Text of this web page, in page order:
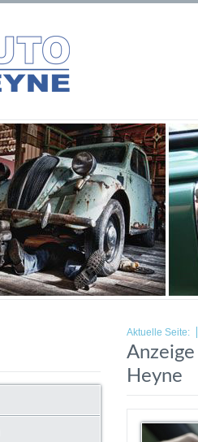
Aktuelle Seite:
Heyne